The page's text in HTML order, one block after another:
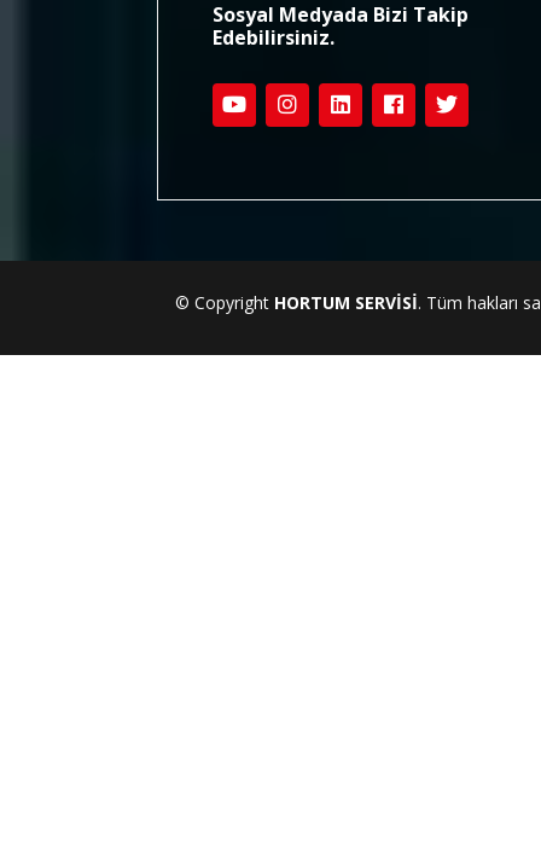
Sosyal Medyada Bizi Takip
Edebilirsiniz.
© Copyright HORTUM SERVİSİ. Tüm hakları